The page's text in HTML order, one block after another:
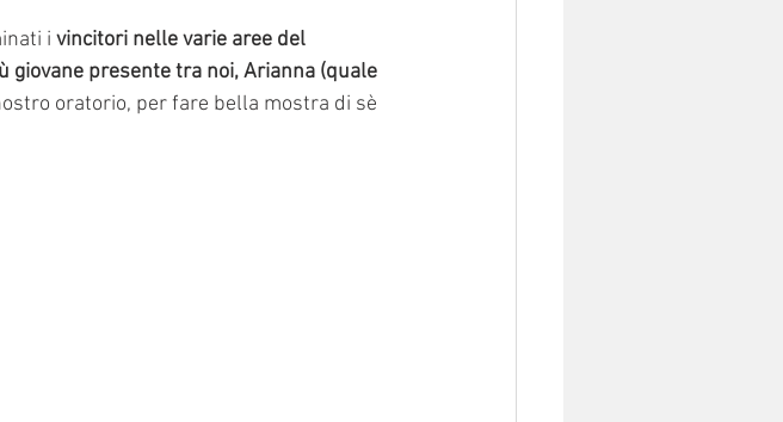
i vincitori nelle varie aree del
giovane presente tra noi, Arianna (quale
oratorio, per fare bella mostra di sè